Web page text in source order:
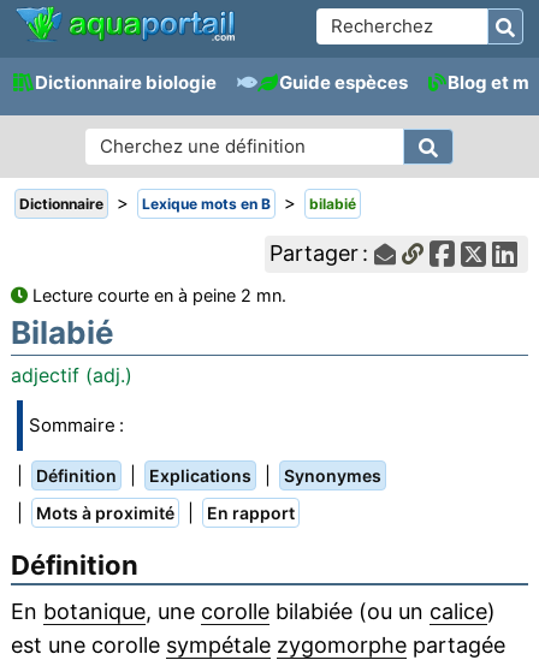
Dictionnaire biologie Guide espèces Blog et
Dictionnaire > Lexique mots en B > bilabié
Partager :
Lecture courte en à peine 2 mn.
Bilabié
adjectif (adj.)
Sommaire :
Définition Explications Synonymes
Mots à proximité En rapport
Définition
En botanique, une corollebilabiée (ou un calice)
est une corolle sympétale zygomorphepartagée